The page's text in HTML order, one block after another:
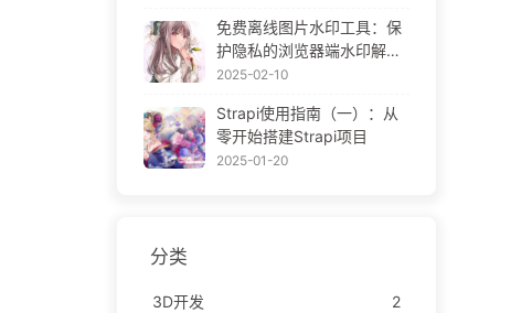
免费离线图片水印工具：保
护隐私的浏览器端水印解决
方案 | Free Offline Image
2025-02-10
Strapi使用指南（一）：从
零开始搭建Strapi项目
2025-01-20
分类
3D开发
2